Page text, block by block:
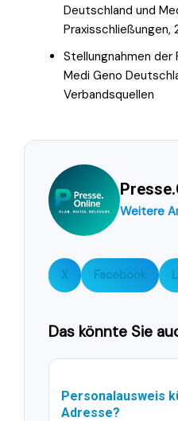
Deutschland und
Praxisschließungen,
Stellungnahmen
Medi Geno
Verbandsquellen
Weitere
X Facebook
Das könnte Sie
Personalausweis
Adresse?